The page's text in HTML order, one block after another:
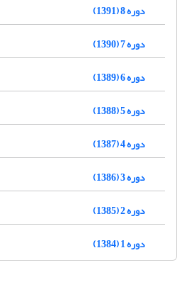
دوره 8 (1391)
دوره 7 (1390)
دوره 6 (1389)
دوره 5 (1388)
دوره 4 (1387)
دوره 3 (1386)
دوره 2 (1385)
دوره 1 (1384)